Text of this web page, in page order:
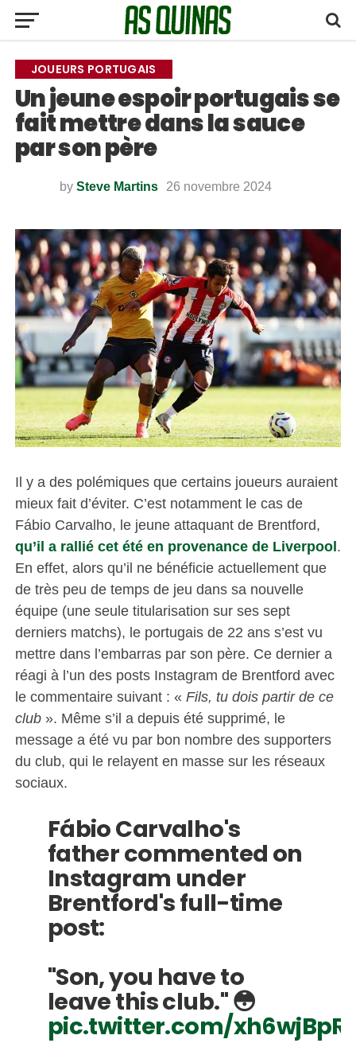
JOUEURS PORTUGAIS
Un jeune espoir portugais se
fait mettre dans la sauce
par son père
by Steve Martins 26 novembre 2024
Il y a des polémiques que certains joueurs auraient
mieux fait d’éviter. C’est notamment le cas de
Fábio Carvalho, le jeune attaquant de Brentford,
qu’il a rallié cet été en provenance de Liverpool.
En effet, alors qu’il ne bénéficie actuellement que
de très peu de temps de jeu dans sa nouvelle
équipe (une seule titularisation sur ses sept
derniers matchs), le portugais de 22 ans s’est vu
mettre dans l’embarras par son père. Ce dernier a
réagi à l’un des posts Instagram de Brentford avec
le commentaire suivant : « Fils, tu dois partir de ce
club». Même s’il a depuis été supprimé, le
message a été vu par bon nombre des supporters
du club, qui le relayent en masse sur les réseaux
sociaux.
Fábio Carvalho's
father commented on
Instagram under
Brentford's full-time
post:
"Son, you have to
leave this club." 😳
pic.twitter.com/